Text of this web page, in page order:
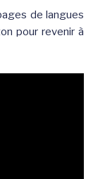
de langues
pour revenir à